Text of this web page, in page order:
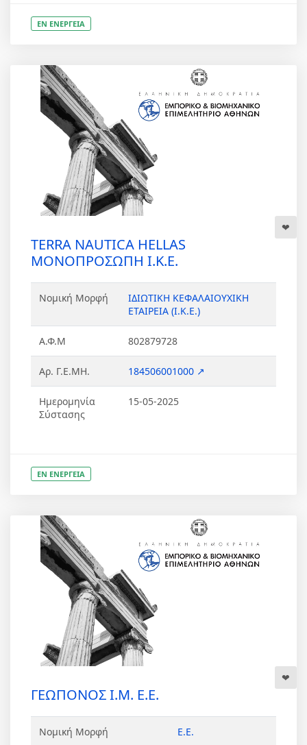
ΕΝ ΕΝΕΡΓΕΙΑ
TERRA NAUTICA HELLAS
ΜΟΝΟΠΡΟΣΩΠΗ Ι.Κ.Ε.
Νομική Μορφή
ΙΔΙΩΤΙΚΗ ΚΕΦΑΛΑΙΟΥΧΙΚΗ
ΕΤΑΙΡΕΙΑ (Ι.Κ.Ε.)
Α.Φ.Μ 802879728
Αρ. Γ.Ε.ΜΗ. 184506001000 ↗
Ημερομηνία
Σύστασης
15-05-2025
ΕΝ ΕΝΕΡΓΕΙΑ
ΓΕΩΠΟΝΟΣ Ι.Μ. Ε.Ε.
Νομική Μορφή Ε.Ε.